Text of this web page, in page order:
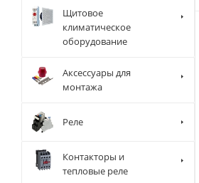
Щитовое
климатическое
оборудование
Аксессуары для
монтажа
Реле
Контакторы и
тепловые реле